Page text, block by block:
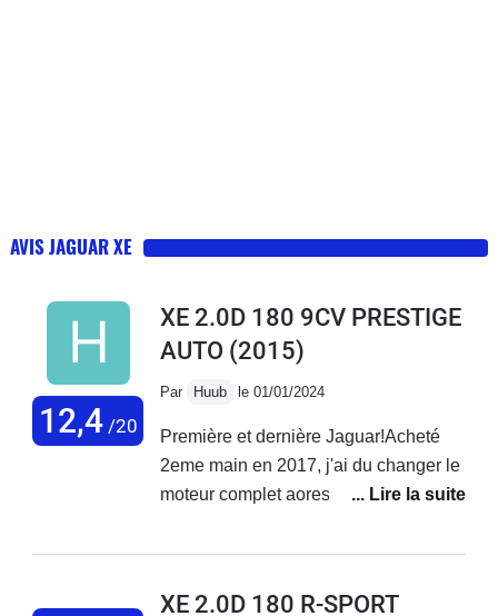
AVIS JAGUAR XE
12,4/20
XE 2.0D 180 9CV PRESTIGE
AUTO (2015)
Par Huub le 01/01/2024
Première et dernière Jaguar!Acheté
2eme main en 2017, j'ai du changer le
moteur complet aores 120000
coussins de bielle, turbo et pompe a
bord resemble a un arbre de noel,
XE 2.0D 180 R-SPORT